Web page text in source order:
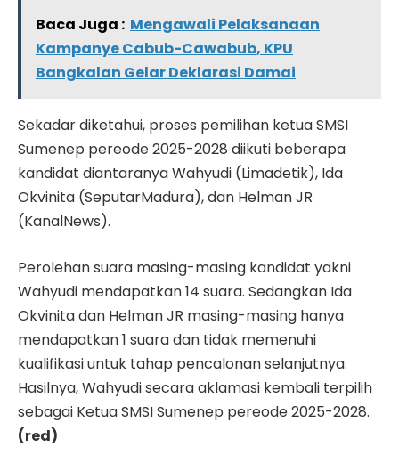
Baca Juga : Mengawali Pelaksanaan
Kampanye Cabub-Cawabub, KPU
Bangkalan Gelar Deklarasi Damai
Sekadar diketahui, proses pemilihan ketua SMSI
Sumenep pereode 2025-2028 diikuti beberapa
kandidat diantaranya Wahyudi (Limadetik), Ida
Okvinita (SeputarMadura), dan Helman JR
(KanalNews).
Perolehan suara masing-masing kandidat yakni
Wahyudi mendapatkan 14 suara. Sedangkan Ida
Okvinita dan Helman JR masing-masing hanya
mendapatkan 1 suara dan tidak memenuhi
kualifikasi untuk tahap pencalonan selanjutnya.
Hasilnya, Wahyudi secara aklamasi kembali terpilih
sebagai Ketua SMSI Sumenep pereode 2025-2028.
(red)